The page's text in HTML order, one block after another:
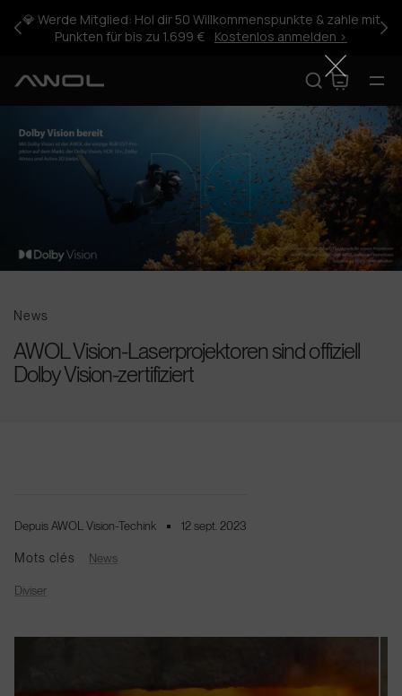
💎 Werde Mitglied: Hol dir 50 Willkommenspunkte & zahle mit
Punkten für bis zu 1.699 €
Kostenlos anmelden >
🔥Jubiläums-Sale
Nach Szenario shoppen
Inspiration
DE
Allemagne (EUR €)
Français
News
AWOL Vision-Laserprojektoren sind offiziell
Dolby Vision-zertifiziert
Depuis AWOL Vision-Techink 12 sept. 2023
Mots clés News
Diviser